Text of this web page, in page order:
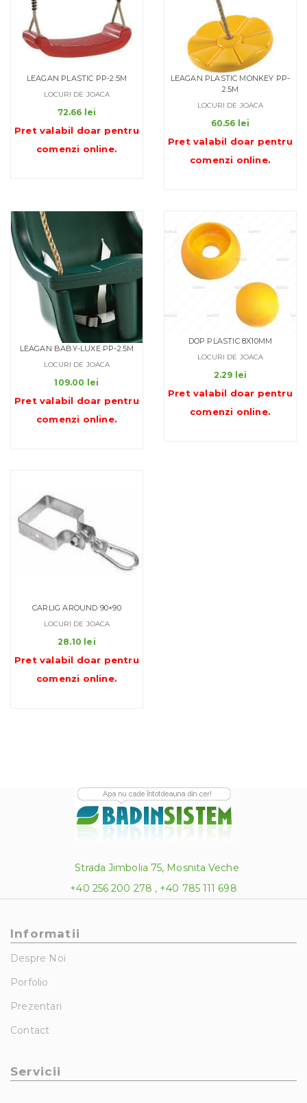
LEAGAN PLASTIC PP-2.5M
LOCURI DE JOACA
72.66 lei
Pret valabil doar pentru
comenzi online.
LEAGAN PLASTIC MONKEY PP-
2.5M
LOCURI DE JOACA
60.56 lei
Pret valabil doar pentru
comenzi online.
LEAGAN BABY-LUXE PP-2.5M
LOCURI DE JOACA
109.00 lei
Pret valabil doar pentru
comenzi online.
DOP PLASTIC 8X10MM
LOCURI DE JOACA
2.29 lei
Pret valabil doar pentru
comenzi online.
CARLIG AROUND 90×90
LOCURI DE JOACA
28.10 lei
Pret valabil doar pentru
comenzi online.
Strada Jimbolia 75, Mosnita Veche
+40 256 200 278 , +40 785 111 698
Informatii
Despre Noi
Porfolio
Prezentari
Contact
Servicii